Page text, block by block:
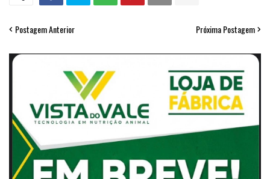
Postagem Anterior Próxima Postagem